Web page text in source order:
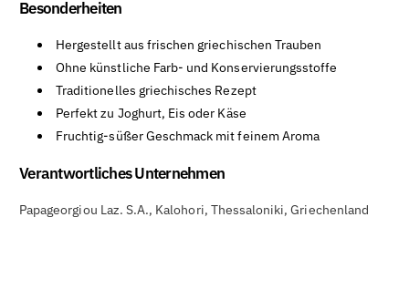
Besonderheiten
Hergestellt aus frischen griechischen Trauben
Ohne künstliche Farb- und Konservierungsstoffe
Traditionelles griechisches Rezept
Perfekt zu Joghurt, Eis oder Käse
Fruchtig-süßer Geschmack mit feinem Aroma
Verantwortliches Unternehmen
Papageorgiou Laz. S.A., Kalohori, Thessaloniki, Griechenland